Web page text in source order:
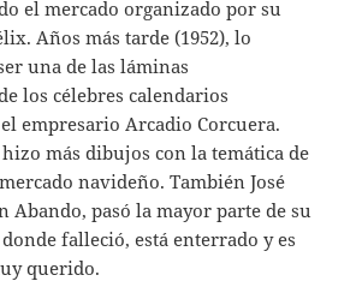
el mercado organizado por su
Años más tarde (1952), lo
una de las láminas
los célebres calendarios
empresario Arcadio Corcuera.
más dibujos con la temática de
navideño. También José
Abando, pasó la mayor parte de su
falleció, está enterrado y es
querido.